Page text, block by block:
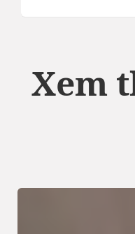
Xem